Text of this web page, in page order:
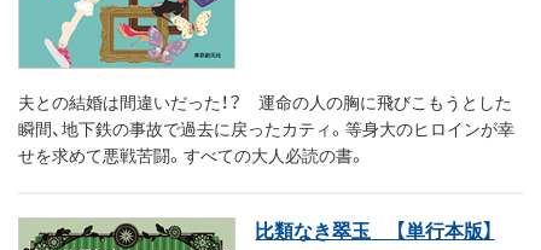
夫との結婚は間違いだった！？ 運命の人の胸に飛びこもうとした
瞬間、地下鉄の事故で過去に戻ったカティ。等身大のヒロインが幸
せを求めて悪戦苦闘。すべての大人必読の書。
比類なき翠玉 【単行本版】